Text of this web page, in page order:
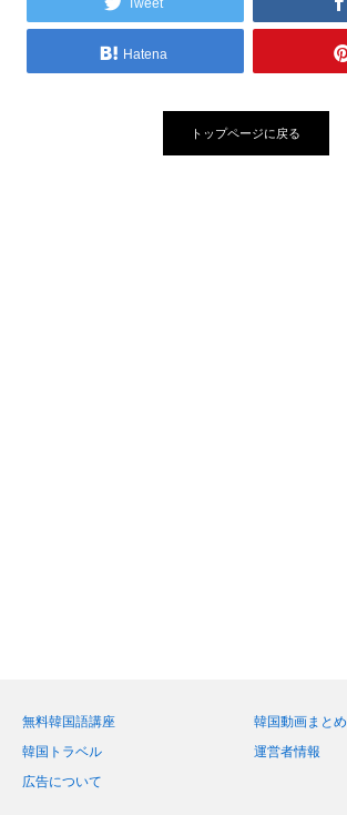
Tweet
Hatena
トップページに戻る
無料韓国語講座
韓国動画まとめ
韓国トラベル
運営者情報
広告について